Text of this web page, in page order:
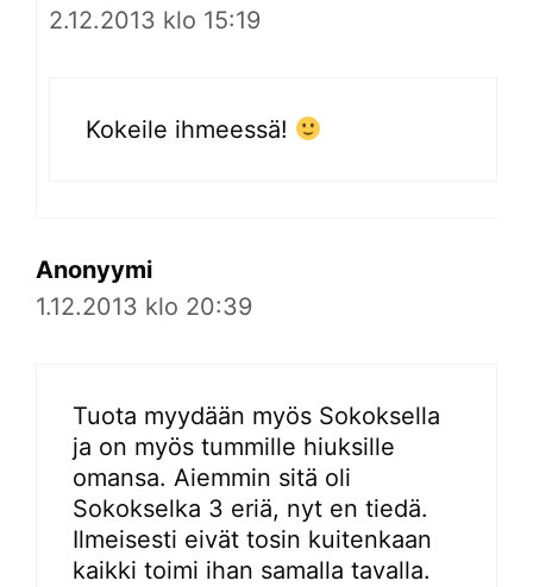
2.12.2013 klo 15:19
Kokeile ihmeessä!
Anonyymi
1.12.2013 klo 20:39
Tuota myydään myös Sokoksella
ja on myös tummille hiuksille
omansa. Aiemmin sitä oli
Sokokselka 3 eriä, nyt en tiedä.
Ilmeisesti eivät tosin kuitenkaan
kaikki toimi ihan samalla tavalla.